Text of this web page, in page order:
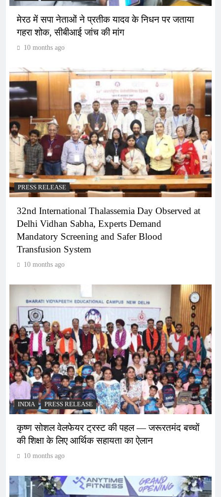
मेरठ में सपा नेताओं ने प्रतीक यादव के निधन पर जताया
गहरा शोक, सीबीआई जांच की मांग
10 months ago
PRESS RELEASE
32nd International Thalassemia Day Observed at
Delhi Vidhan Sabha, Experts Demand
Mandatory Screening and Safer Blood
Transfusion System
10 months ago
INDIA PRESS RELEASE
कृष्ण सोशल वेलफेयर ट्रस्ट की पहल — जरूरतमंद बच्चों
की शिक्षा के लिए आर्थिक सहायता का ऐलान
10 months ago